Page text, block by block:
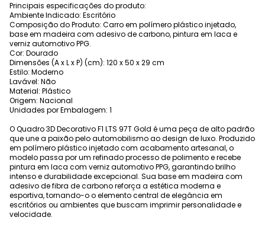
Principais especificações do produto:
Ambiente Indicado: Escritório
Composição do Produto: Carro em polímero plástico injetado,
base em madeira com adesivo de carbono, pintura em laca e
verniz automotivo PPG.
Cor: Dourado
Dimensões (A x L x P) (cm): 120 x 50 x 29 cm
Estilo: Moderno
Lavável: Não
Material: Plástico
Origem: Nacional
Unidades por Embalagem: 1
O Quadro 3D Decorativo F1 LTS 97T Gold é uma peça de alto padrão
que une a paixão pelo automobilismo ao design de luxo. Produzido
em polímero plástico injetado com acabamento artesanal, o
modelo passa por um refinado processo de polimento e recebe
pintura em laca com verniz automotivo PPG, garantindo brilho
intenso e durabilidade excepcional. Sua base em madeira com
adesivo de fibra de carbono reforça a estética moderna e
esportiva, tornando-o o elemento central de elegância em
escritórios ou ambientes que buscam imprimir personalidade e
velocidade.